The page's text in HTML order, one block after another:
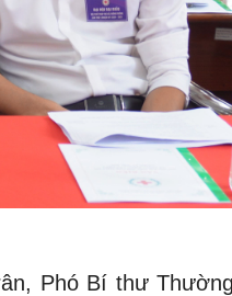
Phó Bí thư